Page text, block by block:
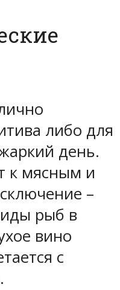
либо для
день.
к мясным и
–
рыб в
вино
с